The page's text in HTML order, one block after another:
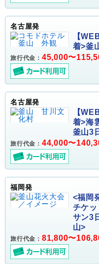
名古屋発
【
着>釜
旅行代金： 45,000〜
名古屋発
【
着>海
釜山3
旅行代金： 44,000〜
福岡発
<福岡
チケ
サン3
山>
旅行代金： 81,800〜